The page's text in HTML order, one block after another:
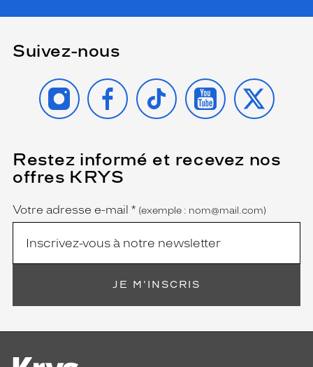
Suivez-nous
INSTAGRAMFACEBOOK
TIKTOK YOUTUBE
X
Restez informé et recevez nos
offres KRYS
Name
Votre adresse e-mail *
(Ce
champ
est
obligatoire)
(exemple : nom@mail.com)
JE M'INSCRIS